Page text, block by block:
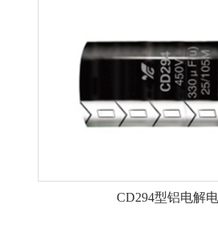
CD294型铝电解